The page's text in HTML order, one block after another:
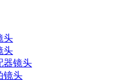
头
头
器镜头
镜头